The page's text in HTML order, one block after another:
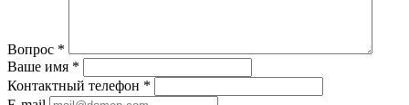
Вопрос *
Ваше имя *
Контактный телефон *